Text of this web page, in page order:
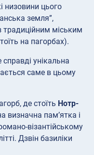
низовини цього
земля”,
міським
на пагорбах).
справді унікальна
саме в цьому
де стоїть Нотр-
визначна пам’ятка і
візантійському
Дзвін базиліки